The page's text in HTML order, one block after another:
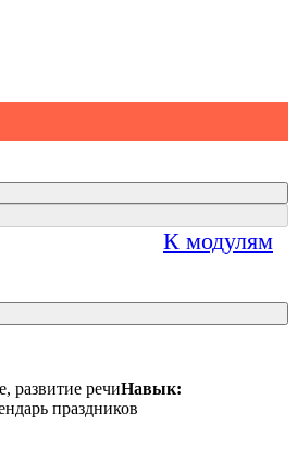
К модулям
развитие речиНавык:
праздников